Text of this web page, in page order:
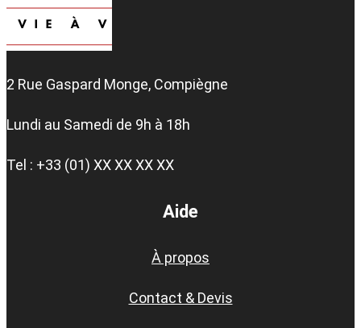
2 Rue Gaspard Monge, Compiègne
Lundi au Samedi de 9h à 18h
Tel : +33 (01) XX XX XX XX
Aide
À propos
Contact & Devis